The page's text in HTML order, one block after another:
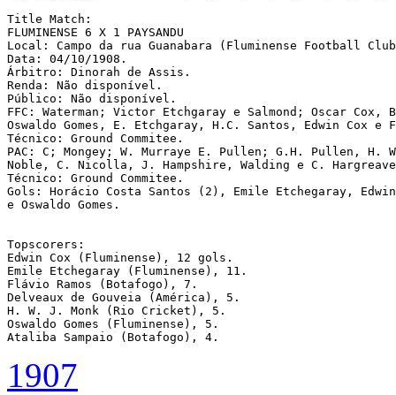
Title Match:
FLUMINENSE 6 X 1 PAYSANDU
Local: Campo da rua Guanabara (Fluminense Football
Data: 04/10/1908.
Árbitro: Dinorah de Assis.
Renda: Não disponível.
Público: Não disponível.
FFC: Waterman; Victor Etchgaray e Salmond; Oscar Cox,
Oswaldo Gomes, E. Etchgaray, H.C. Santos, Edwin Cox
Técnico: Ground Commitee.
PAC: C; Mongey; W. Murraye E. Pullen; G.H. Pullen, H.
Noble, C. Nicolla, J. Hampshire, Walding e C.
Técnico: Ground Commitee.
Gols: Horácio Costa Santos (2), Emile Etchegaray,
e Oswaldo Gomes.
Topscorers:
Edwin Cox (Fluminense), 12 gols.
Emile Etchegaray (Fluminense), 11.
Flávio Ramos (Botafogo), 7.
Delveaux de Gouveia (América), 5.
H. W. J. Monk (Rio Cricket), 5.
Oswaldo Gomes (Fluminense), 5.
Ataliba Sampaio (Botafogo), 4.
1907